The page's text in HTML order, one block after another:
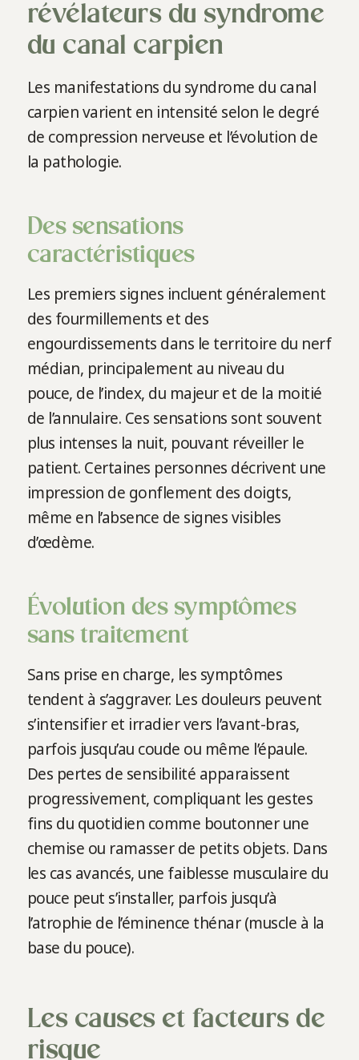
révélateurs du syndrome
du canal carpien
Les manifestations du syndrome du canal
carpien varient en intensité selon le degré
de compression nerveuse et l’évolution de
la pathologie.
Des sensations
caractéristiques
Les premiers signes incluent généralement
des fourmillements et des
engourdissements dans le territoire du nerf
médian, principalement au niveau du
pouce, de l’index, du majeur et de la moitié
de l’annulaire. Ces sensations sont souvent
plus intenses la nuit, pouvant réveiller le
patient. Certaines personnes décrivent une
impression de gonflement des doigts,
même en l’absence de signes visibles
d’œdème.
Évolution des symptômes
sans traitement
Sans prise en charge, les symptômes
tendent à s’aggraver. Les douleurs peuvent
s’intensifier et irradier vers l’avant-bras,
parfois jusqu’au coude ou même l’épaule.
Des pertes de sensibilité apparaissent
progressivement, compliquant les gestes
fins du quotidien comme boutonner une
chemise ou ramasser de petits objets. Dans
les cas avancés, une faiblesse musculaire du
pouce peut s’installer, parfois jusqu’à
l’atrophie de l’éminence thénar (muscle à la
base du pouce).
Les causes et facteurs de
risque